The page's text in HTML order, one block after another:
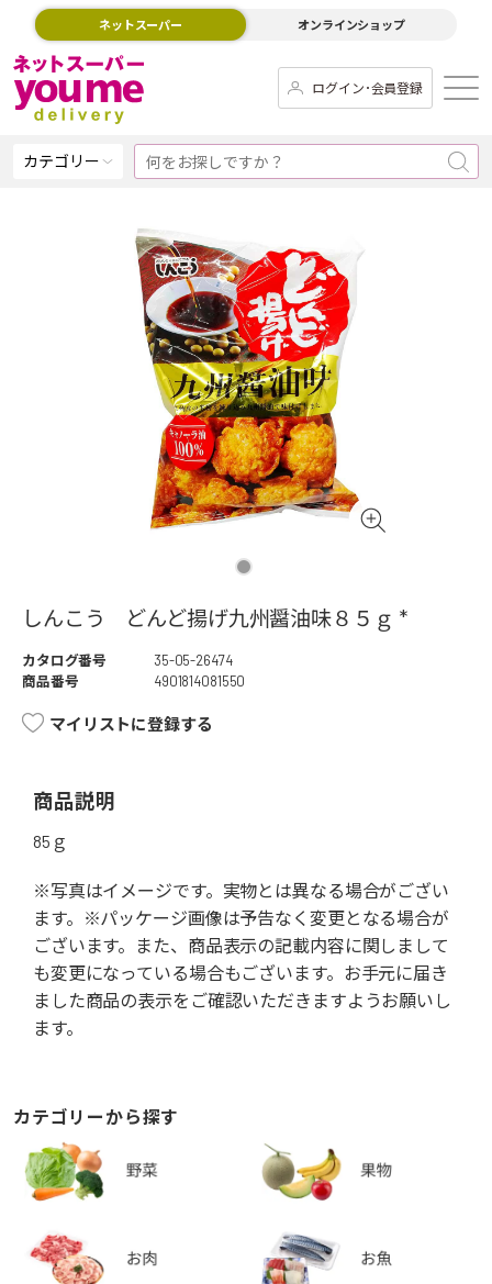
ネットスーパー オンラインショップ
ログイン･会員登録
カテゴリー
しんこう どんど揚げ九州醤油味８５ｇ *
カタログ番号
35-05-26474
商品番号
4901814081550
マイリストに登録する
商品説明
85ｇ
※写真はイメージです。実物とは異なる場合がござい
ます。※パッケージ画像は予告なく変更となる場合が
ございます。また、商品表示の記載内容に関しまして
も変更になっている場合もございます。お手元に届き
ました商品の表示をご確認いただきますようお願いし
ます。
カテゴリーから探す